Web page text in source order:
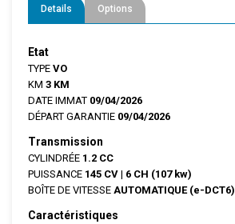
Details Options
Etat
TYPE VO
KM 3 KM
DATE IMMAT 09/04/2026
DÉPART GARANTIE 09/04/2026
Transmission
CYLINDRÉE 1.2 CC
PUISSANCE 145 CV | 6 CH (107 kw)
BOÎTE DE VITESSE AUTOMATIQUE (e-DCT6)
Caractéristiques